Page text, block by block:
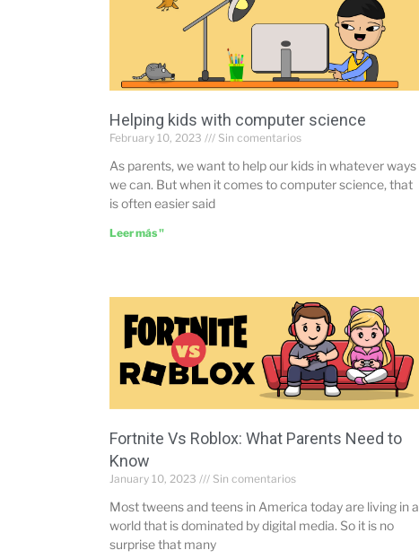
Helping kids with computer science
February 10, 2023 Sin comentarios
As parents, we want to help our kids in whatever ways
we can. But when it comes to computer science, that
is often easier said
Leer más "
Fortnite Vs Roblox: What Parents Need to
Know
January 10, 2023 Sin comentarios
Most tweens and teens in America today are living in a
world that is dominated by digital media. So it is no
surprise that many